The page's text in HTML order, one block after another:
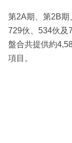
第2A期、第2B期
729伙、534伙及
盤合共提供約
項目。